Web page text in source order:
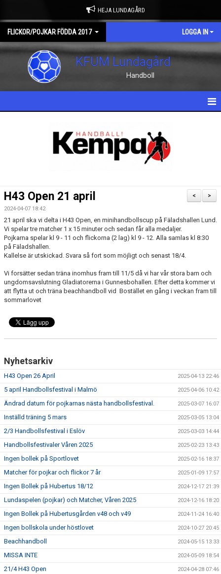
HEJA LUNDAGÅRD
FLICKOR/POJKAR FÖDDA 2017 LOGGA IN
KFUM Lundagård
Handboll
DOKUMENT
BILDGALLERI
KONTAKT
>
<
H43 Open 21 april
2024-04-07 18:42
21 april ska vi delta i H43 Open, en minihandbollscup på Fäladshallen Lund.
Vi spelar tre matcher 1 x 15 minuter och sedan får alla medaljer.
Pojkarna spelar kl 9 - 11 och flickorna (2 lag) kl 9 - 12. Alla samlas kl 8:30
på Fäladshallen.
Kallelse är utskickad. Svara så fort som möjligt och senast 18/4.
Vi forsätter sedan träna inomhus fram till 11/5 då vi har vår stora barn och
ungdomsavslutning Gladiatorerna i Gunnesbohallen. Efter detta kommer vi
att flytta ut och träna beachhandboll vid Bostället en gång i veckan fram till
sommarlovet
Nyhetsarkiv
H43 Open 26 April 2025-04-13 22:46
5 april Handbollsfestival i Malmö 2025-04-06 10:42
Ändrad datum för pojkarnas nästa handbollsfestival. 2025-03-07 16:07
Inställd träning 5 mars 2025-03-05 13:04
2/3 Handbollsfestival i Eslöv 2025-03-03 14:44
Handbollsfestivaler Våren 2025 2025-02-23 13:43
Ingen bollek på Sportlovet 2025-02-16 18:37
Matcher för pojkar och flickor 7 år 2025-01-09 17:57
Ingen Bollek på Hubertus 18/12 2024-12-17 21:39
Lundaspelen (pojkar) och Matcher, Våren 2025 2024-12-16 18:20
Ingen Bollek på Hubertusgården v48 och v49 2024-11-24 16:40
Ingen bollskola under höstlovet 2024-10-27 20:45
Beachhandboll 2024-05-15 13:33
MISSA INTE 2024-05-09 18:54
21/4 H43 Open 2024-04-28 07:46